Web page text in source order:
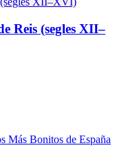
Reis (segles XII–
Más Bonitos de España